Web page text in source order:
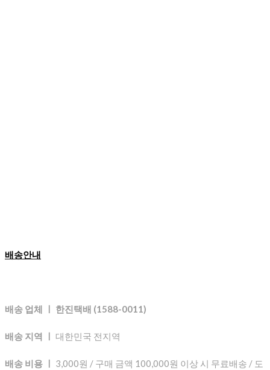
배송안내
배송 업체 ㅣ 한진택배 (1588-0011)
배송 지역 ㅣ 대한민국 전지역
배송 비용 ㅣ 3,000원 / 구매 금액 100,000원 이상 시 무료배송 / 도